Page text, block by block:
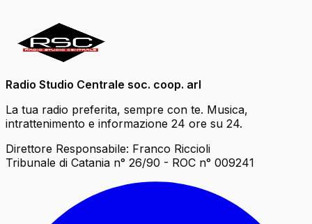
Radio Studio Centrale soc. coop. arl
La tua radio preferita, sempre con te. Musica,
intrattenimento e informazione 24 ore su 24.
Direttore Responsabile: Franco Riccioli
Tribunale di Catania n° 26/90 - ROC n° 009241